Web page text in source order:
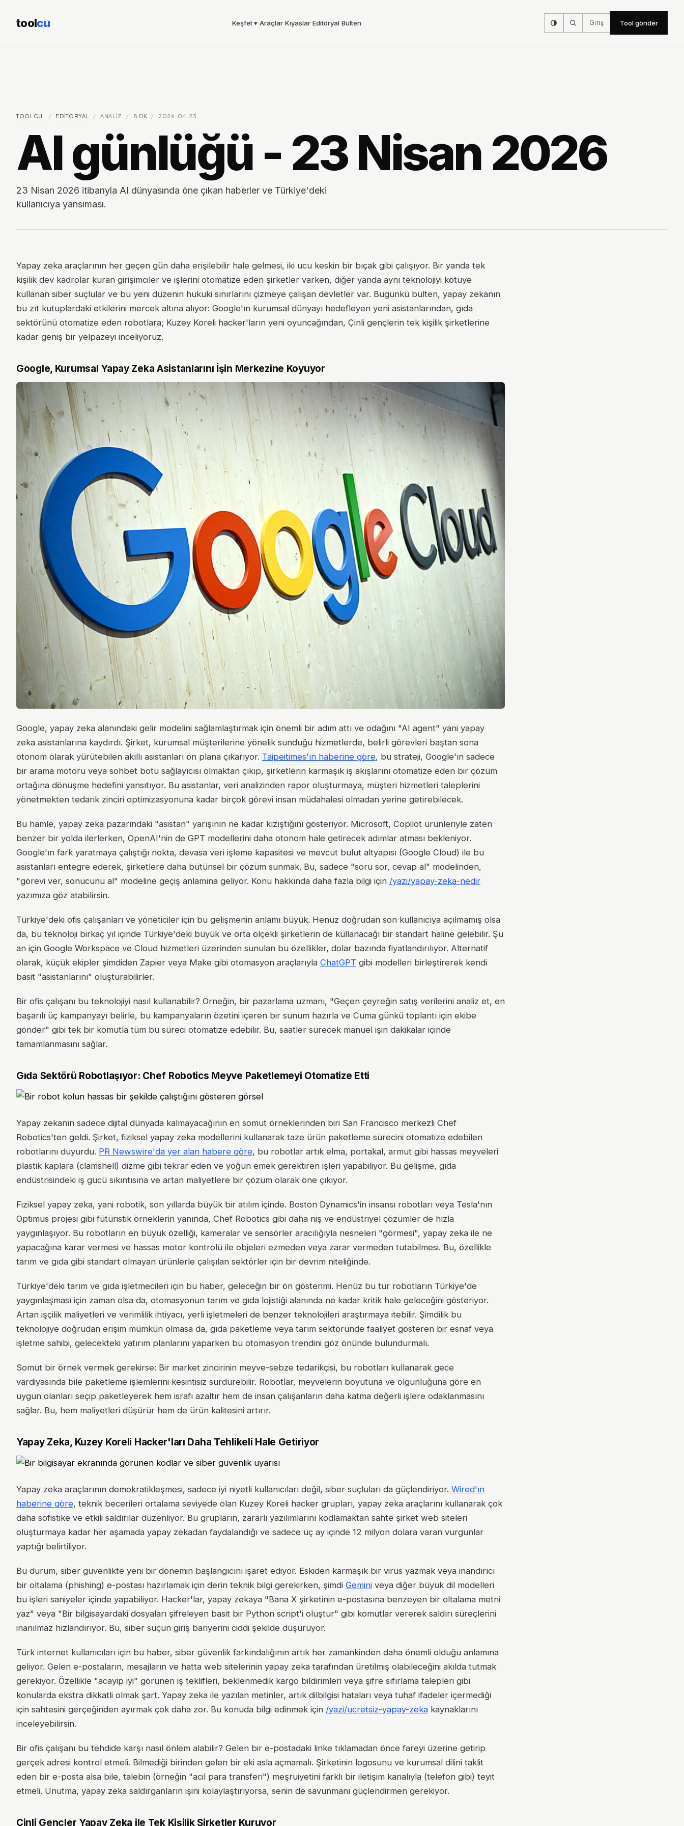
toolcu Keşfet ▾ Araçlar Kıyaslar Editöryal Bülten Giriş Tool gönder
TOOLCU. / EDITÖRYAL / ANALIZ / 8 DK / 2026-04-23
AI günlüğü - 23 Nisan 2026
23 Nisan 2026 itibarıyla AI dünyasında öne çıkan haberler ve Türkiye'deki
kullanıcıya yansıması.
Yapay zeka araçlarının her geçen gün daha erişilebilir hale gelmesi, iki ucu keskin bir bıçak gibi çalışıyor. Bir yanda tek
kişilik dev kadrolar kuran girişimciler ve işlerini otomatize eden şirketler varken, diğer yanda aynı teknolojiyi kötüye
kullanan siber suçlular ve bu yeni düzenin hukuki sınırlarını çizmeye çalışan devletler var. Bugünkü bülten, yapay zekanın
bu zıt kutuplardaki etkilerini mercek altına alıyor: Google'ın kurumsal dünyayı hedefleyen yeni asistanlarından, gıda
sektörünü otomatize eden robotlara; Kuzey Koreli hacker'ların yeni oyuncağından, Çinli gençlerin tek kişilik şirketlerine
kadar geniş bir yelpazeyi inceliyoruz.
Google, Kurumsal Yapay Zeka Asistanlarını İşin Merkezine Koyuyor
Google, yapay zeka alanındaki gelir modelini sağlamlaştırmak için önemli bir adım attı ve odağını "AI agent" yani yapay
zeka asistanlarına kaydırdı. Şirket, kurumsal müşterilerine yönelik sunduğu hizmetlerde, belirli görevleri baştan sona
otonom olarak yürütebilen akıllı asistanları ön plana çıkarıyor. Taipeitimes'ın haberine göre, bu strateji, Google'ın sadece
bir arama motoru veya sohbet botu sağlayıcısı olmaktan çıkıp, şirketlerin karmaşık iş akışlarını otomatize eden bir çözüm
ortağına dönüşme hedefini yansıtıyor. Bu asistanlar, veri analizinden rapor oluşturmaya, müşteri hizmetleri taleplerini
yönetmekten tedarik zinciri optimizasyonuna kadar birçok görevi insan müdahalesi olmadan yerine getirebilecek.
Bu hamle, yapay zeka pazarındaki "asistan" yarışının ne kadar kızıştığını gösteriyor. Microsoft, Copilot ürünleriyle zaten
benzer bir yolda ilerlerken, OpenAI'nin de GPT modellerini daha otonom hale getirecek adımlar atması bekleniyor.
Google'ın fark yaratmaya çalıştığı nokta, devasa veri işleme kapasitesi ve mevcut bulut altyapısı (Google Cloud) ile bu
asistanları entegre ederek, şirketlere daha bütünsel bir çözüm sunmak. Bu, sadece "soru sor, cevap al" modelinden,
"görevi ver, sonucunu al" modeline geçiş anlamına geliyor. Konu hakkında daha fazla bilgi için /yazi/yapay-zeka-nedir
yazımıza göz atabilirsin.
Türkiye'deki ofis çalışanları ve yöneticiler için bu gelişmenin anlamı büyük. Henüz doğrudan son kullanıcıya açılmamış olsa
da, bu teknoloji birkaç yıl içinde Türkiye'deki büyük ve orta ölçekli şirketlerin de kullanacağı bir standart haline gelebilir. Şu
an için Google Workspace ve Cloud hizmetleri üzerinden sunulan bu özellikler, dolar bazında fiyatlandırılıyor. Alternatif
olarak, küçük ekipler şimdiden Zapier veya Make gibi otomasyon araçlarıyla ChatGPT gibi modelleri birleştirerek kendi
basit "asistanlarını" oluşturabilirler.
Bir ofis çalışanı bu teknolojiyi nasıl kullanabilir? Örneğin, bir pazarlama uzmanı, "Geçen çeyreğin satış verilerini analiz et, en
başarılı üç kampanyayı belirle, bu kampanyaların özetini içeren bir sunum hazırla ve Cuma günkü toplantı için ekibe
gönder" gibi tek bir komutla tüm bu süreci otomatize edebilir. Bu, saatler sürecek manuel işin dakikalar içinde
tamamlanmasını sağlar.
Gıda Sektörü Robotlaşıyor: Chef Robotics Meyve Paketlemeyi Otomatize Etti
Yapay zekanın sadece dijital dünyada kalmayacağının en somut örneklerinden biri San Francisco merkezli Chef
Robotics'ten geldi. Şirket, fiziksel yapay zeka modellerini kullanarak taze ürün paketleme sürecini otomatize edebilen
robotlarını duyurdu. PR Newswire'da yer alan habere göre, bu robotlar artık elma, portakal, armut gibi hassas meyveleri
plastik kaplara (clamshell) dizme gibi tekrar eden ve yoğun emek gerektiren işleri yapabiliyor. Bu gelişme, gıda
endüstrisindeki iş gücü sıkıntısına ve artan maliyetlere bir çözüm olarak öne çıkıyor.
Fiziksel yapay zeka, yani robotik, son yıllarda büyük bir atılım içinde. Boston Dynamics'in insansı robotları veya Tesla'nın
Optimus projesi gibi fütüristik örneklerin yanında, Chef Robotics gibi daha niş ve endüstriyel çözümler de hızla
yaygınlaşıyor. Bu robotların en büyük özelliği, kameralar ve sensörler aracılığıyla nesneleri "görmesi", yapay zeka ile ne
yapacağına karar vermesi ve hassas motor kontrolü ile objeleri ezmeden veya zarar vermeden tutabilmesi. Bu, özellikle
tarım ve gıda gibi standart olmayan ürünlerle çalışılan sektörler için bir devrim niteliğinde.
Türkiye'deki tarım ve gıda işletmecileri için bu haber, geleceğin bir ön gösterimi. Henüz bu tür robotların Türkiye'de
yaygınlaşması için zaman olsa da, otomasyonun tarım ve gıda lojistiği alanında ne kadar kritik hale geleceğini gösteriyor.
Artan işçilik maliyetleri ve verimlilik ihtiyacı, yerli işletmeleri de benzer teknolojileri araştırmaya itebilir. Şimdilik bu
teknolojiye doğrudan erişim mümkün olmasa da, gıda paketleme veya tarım sektöründe faaliyet gösteren bir esnaf veya
işletme sahibi, gelecekteki yatırım planlarını yaparken bu otomasyon trendini göz önünde bulundurmalı.
Somut bir örnek vermek gerekirse: Bir market zincirinin meyve-sebze tedarikçisi, bu robotları kullanarak gece
vardiyasında bile paketleme işlemlerini kesintisiz sürdürebilir. Robotlar, meyvelerin boyutuna ve olgunluğuna göre en
uygun olanları seçip paketleyerek hem israfı azaltır hem de insan çalışanların daha katma değerli işlere odaklanmasını
sağlar. Bu, hem maliyetleri düşürür hem de ürün kalitesini artırır.
Yapay Zeka, Kuzey Koreli Hacker'ları Daha Tehlikeli Hale Getiriyor
Yapay zeka araçlarının demokratikleşmesi, sadece iyi niyetli kullanıcıları değil, siber suçluları da güçlendiriyor. Wired'ın
haberine göre, teknik becerileri ortalama seviyede olan Kuzey Koreli hacker grupları, yapay zeka araçlarını kullanarak çok
daha sofistike ve etkili saldırılar düzenliyor. Bu grupların, zararlı yazılımlarını kodlamaktan sahte şirket web siteleri
oluşturmaya kadar her aşamada yapay zekadan faydalandığı ve sadece üç ay içinde 12 milyon dolara varan vurgunlar
yaptığı belirtiliyor.
Bu durum, siber güvenlikte yeni bir dönemin başlangıcını işaret ediyor. Eskiden karmaşık bir virüs yazmak veya inandırıcı
bir oltalama (phishing) e-postası hazırlamak için derin teknik bilgi gerekirken, şimdi Gemini veya diğer büyük dil modelleri
bu işleri saniyeler içinde yapabiliyor. Hacker'lar, yapay zekaya "Bana X şirketinin e-postasına benzeyen bir oltalama metni
yaz" veya "Bir bilgisayardaki dosyaları şifreleyen basit bir Python script'i oluştur" gibi komutlar vererek saldırı süreçlerini
inanılmaz hızlandırıyor. Bu, siber suçun giriş bariyerini ciddi şekilde düşürüyor.
Türk internet kullanıcıları için bu haber, siber güvenlik farkındalığının artık her zamankinden daha önemli olduğu anlamına
geliyor. Gelen e-postaların, mesajların ve hatta web sitelerinin yapay zeka tarafından üretilmiş olabileceğini akılda tutmak
gerekiyor. Özellikle "acayip iyi" görünen iş teklifleri, beklenmedik kargo bildirimleri veya şifre sıfırlama talepleri gibi
konularda ekstra dikkatli olmak şart. Yapay zeka ile yazılan metinler, artık dilbilgisi hataları veya tuhaf ifadeler içermediği
için sahtesini gerçeğinden ayırmak çok daha zor. Bu konuda bilgi edinmek için /yazi/ucretsiz-yapay-zeka kaynaklarını
inceleyebilirsin.
Bir ofis çalışanı bu tehdide karşı nasıl önlem alabilir? Gelen bir e-postadaki linke tıklamadan önce fareyi üzerine getirip
gerçek adresi kontrol etmeli. Bilmediği birinden gelen bir eki asla açmamalı. Şirketinin logosunu ve kurumsal dilini taklit
eden bir e-posta alsa bile, talebin (örneğin "acil para transferi") meşruiyetini farklı bir iletişim kanalıyla (telefon gibi) teyit
etmeli. Unutma, yapay zeka saldırganların işini kolaylaştırıyorsa, senin de savunmanı güçlendirmen gerekiyor.
Çinli Gençler Yapay Zeka ile Tek Kişilik Şirketler Kuruyor